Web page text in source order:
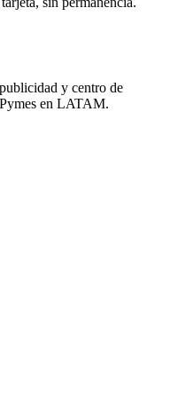
y centro de
en LATAM.